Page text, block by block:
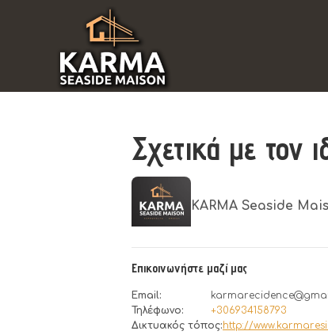
Σχετικά με τον
KARMA Seaside
Επικοινωνήστε μαζί μας
Email:
Τηλέφωνο:
+306934158793
Δικτυακός τόπος:http://